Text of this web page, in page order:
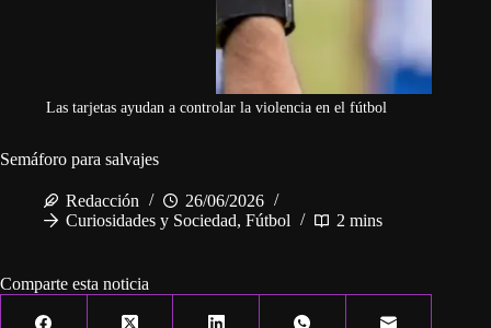
Las tarjetas ayudan a controlar la violencia en el fútbol
Semáforo para salvajes
Redacción
26/06/2026
Curiosidades y Sociedad, Fútbol 2 mins
Comparte esta noticia